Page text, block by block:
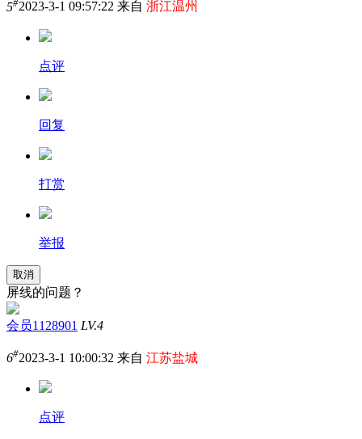
5 2023-3-1 09:57:22 来自 浙江温州
点评
回复
打赏
举报
取消
屏线的问题？
会员1128901 LV.4
6#2023-3-1 10:00:32 来自 江苏盐城
点评